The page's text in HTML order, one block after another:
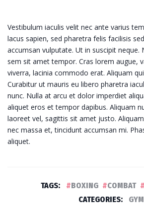
Vestibulum iaculis velit nec ante varius
lacus sapien, sed pharetra felis facilisis
accumsan vulputate. Ut in suscipit neque.
sem sit amet tempor. Cras lorem augue,
viverra, lacinia commodo erat. Aliquam
Curabitur ut mauris eu libero pharetra
nunc. Nulla at arcu et dolor imperdiet
aliquet eros et tempor dapibus. Aliquam
laoreet vel, sagittis sit amet justo.
nec massa et, tincidunt accumsan mi.
aliquet.
TAGS: BOXING COMBAT
CATEGORIES:
GYM